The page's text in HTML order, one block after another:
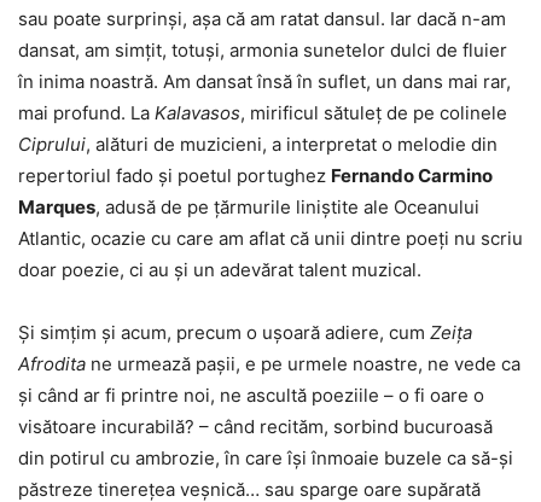
sau poate surprinși, așa că am ratat dansul. Iar dacă n-am
dansat, am simțit, totuși, armonia sunetelor dulci de fluier
în inima noastră. Am dansat însă în suflet, un dans mai rar,
mai profund. La Kalavasos, mirificul sătuleț de pe colinele
Ciprului, alături de muzicieni, a interpretat o melodie din
repertoriul fado și poetul portughez Fernando Carmino
Marques, adusă de pe țărmurile liniștite ale Oceanului
Atlantic, ocazie cu care am aflat că unii dintre poeți nu scriu
doar poezie, ci au și un adevărat talent muzical.
Și simțim și acum, precum o ușoară adiere, cum Zeița
Afrodita ne urmează pașii, e pe urmele noastre, ne vede ca
și când ar fi printre noi, ne ascultă poeziile – o fi oare o
visătoare incurabilă? – când recităm, sorbind bucuroasă
din potirul cu ambrozie, în care își înmoaie buzele ca să-și
păstreze tinerețea veșnică… sau sparge oare supărată